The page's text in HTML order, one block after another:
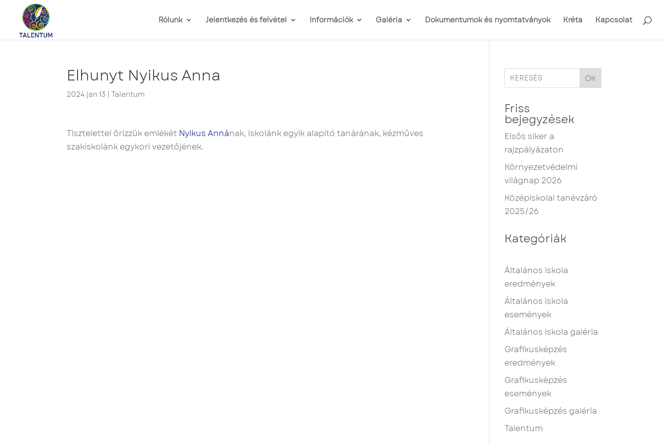
Rólunk Jelentkezés és felvétel Információk Galéria Dokumentumok és nyomtatványok Kréta Kapcsolat
Elhunyt Nyikus Anna
2024 jan 13 |Talentum
Tisztelettel őrizzük emlékét Nyikus Annának, iskolánk egyik alapító tanárának, kézműves
szakiskolánk egykori vezetőjének.
OK
Friss
bejegyzések
Elsős siker a
rajzpályázaton
Környezetvédelmi
világnap 2026
Középiskolai tanévzáró
2025/26
Kategóriák
Általános iskola
eredmények
Általános iskola
események
Általános iskola galéria
Grafikusképzés
eredmények
Grafikusképzés
események
Grafikusképzés galéria
Talentum